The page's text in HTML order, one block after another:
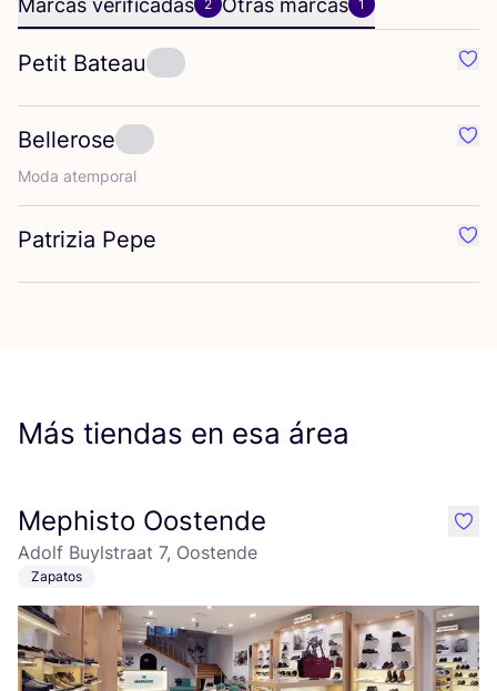
2 1
Petit Bateau
Bellerose
Moda atem­po­ral
Patrizia Pepe
Más tiendas en esa área
Mephisto Oostende
Adolf Buylstraat 7, Oostende
Zapatos
like